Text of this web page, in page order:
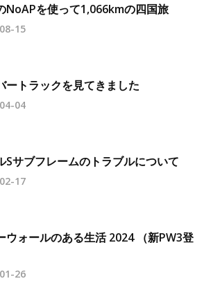
NoAPを使って1,066kmの四国旅
15
ートラックを見てきました
04
Sサブフレームのトラブルについて
17
ウォールのある生活 2024 （新PW3登
26